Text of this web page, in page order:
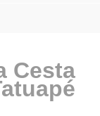
Cesta